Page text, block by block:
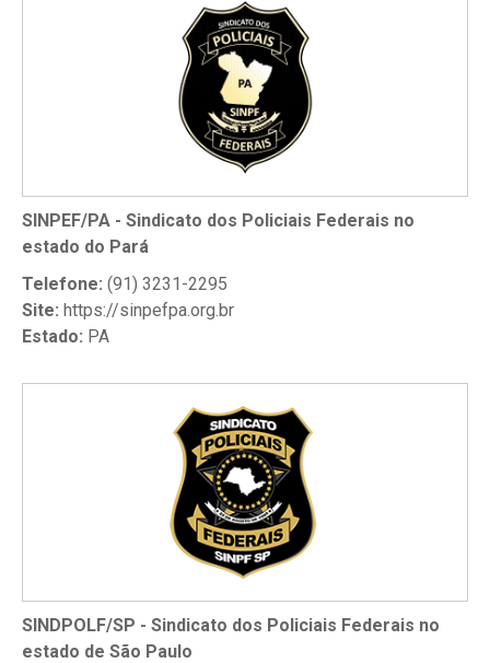
SINPEF/PA - Sindicato dos Policiais Federais no
estado do Pará
Telefone: (91) 3231-2295
Site: https://sinpefpa.org.br
Estado: PA
SINDPOLF/SP - Sindicato dos Policiais Federais no
estado de São Paulo